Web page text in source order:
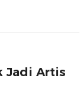
Jadi Artis